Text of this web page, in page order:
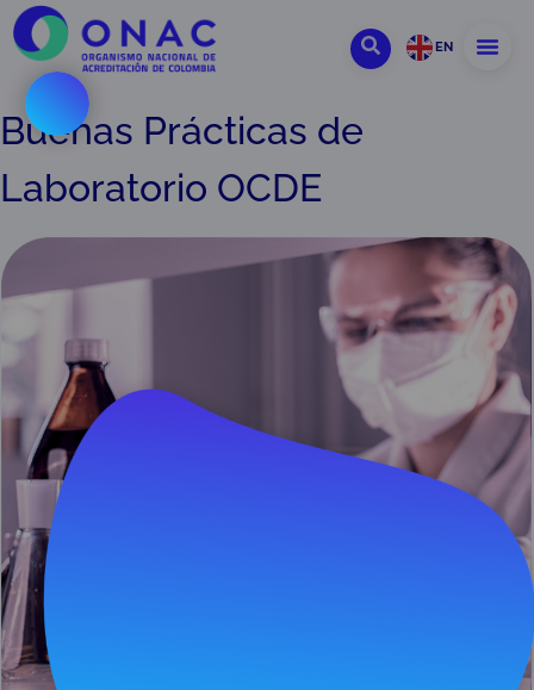
EN
Buenas Prácticas de
Laboratorio OCDE